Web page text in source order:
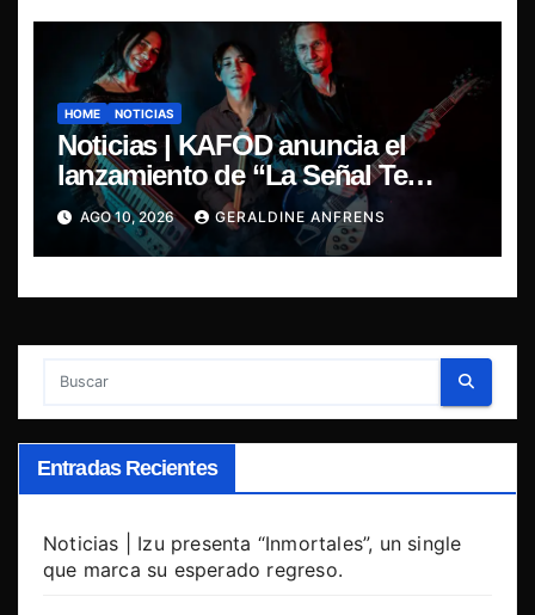
HOME NOTICIAS
Noticias | KAFOD anuncia el
lanzamiento de “La Señal Te
Encontró”, el primer adelanto de
su nuevo álbum conceptual.
AGO 10, 2026 GERALDINE ANFRENS
Entradas Recientes
Noticias | Izu presenta “Inmortales”, un single
que marca su esperado regreso.